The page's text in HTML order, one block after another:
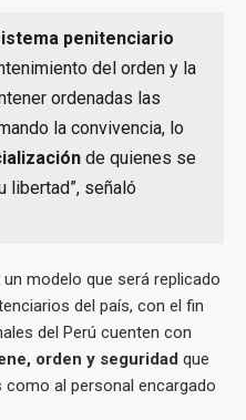
penitenciario
del orden y la
ordenadas las
la convivencia, lo
de quienes se
libertad”, señaló
modelo que será replicado
del país, con el fin
del Perú cuenten con
orden y seguridad que
al personal encargado